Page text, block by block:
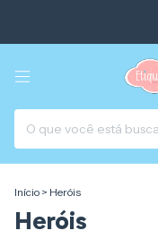
Início > Heróis
Heróis